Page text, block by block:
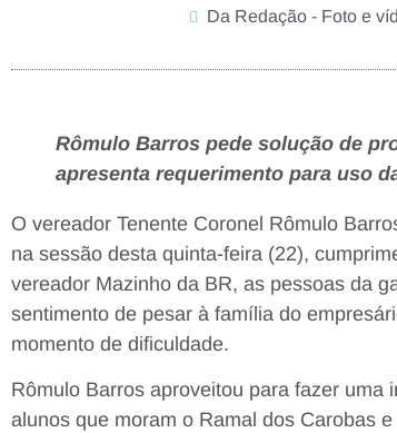
Da Redação - Foto e
Rômulo Barros pede solução de
apresenta requerimento para uso
O vereador Tenente Coronel Rômulo
na sessão desta quinta-feira (22),
vereador Mazinho da BR, as pessoas da
sentimento de pesar à família do
momento de dificuldade.
Rômulo Barros aproveitou para fazer uma
alunos que moram o Ramal dos Carobas